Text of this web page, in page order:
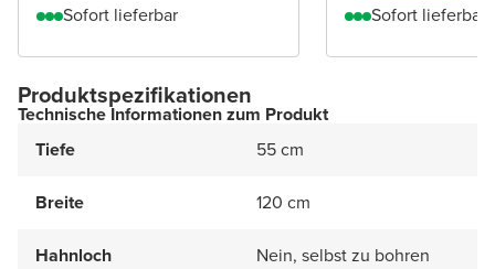
Sofort lieferbar Sofort lieferbar
Produktspezifikationen
Technische Informationen zum Produkt
Tiefe
55 cm
Breite 120 cm
Hahnloch Nein, selbst zu bohren